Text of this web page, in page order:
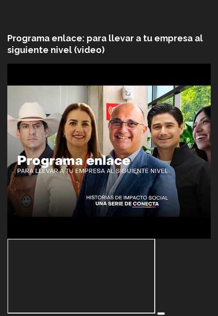
Programa enlace: para llevar a tu empresa al
siguiente nivel (video)